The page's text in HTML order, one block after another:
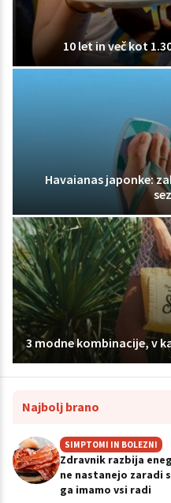
10 let in več kot
Havaianas japonke:
3 modne kombinacije, v
Najbolj brano
SIMPTOMI IN BOLEZNI
Zdravnik razbija
ne nastanejo zaradi
ga imamo vsi radi